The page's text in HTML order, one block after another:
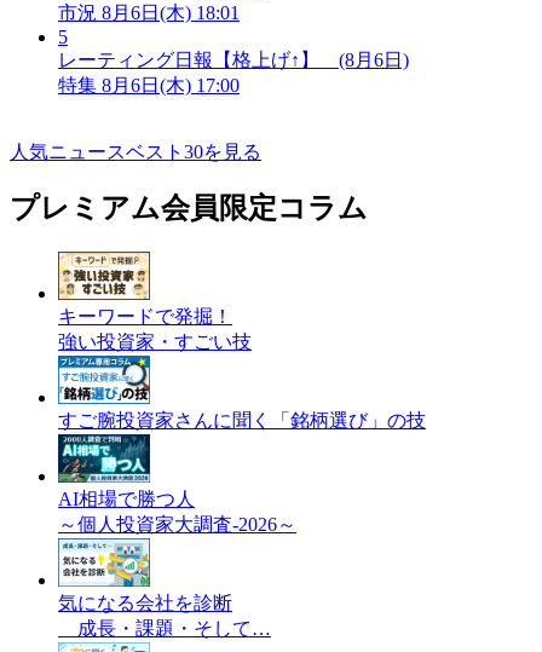
市況 8月6日(木) 18:01
5
レーティング日報【格上げ↑】 (8月6日)
特集 8月6日(木) 17:00
人気ニュースベスト30を見る
プレミアム会員限定コラム
キーワードで発掘！
強い投資家・すごい技
すご腕投資家さんに聞く「銘柄選び」の技
AI相場で勝つ人
～個人投資家大調査-2026～
気になる会社を診断
成長・課題・そして…